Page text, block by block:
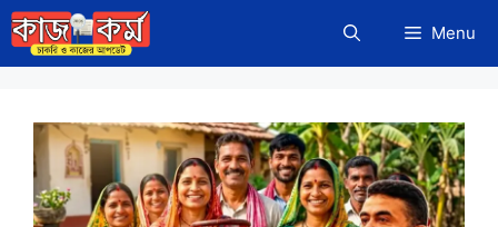
Skip
to
content
Menu